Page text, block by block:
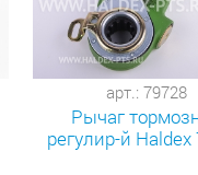
арт.: 79728
Рычаг
регулир-й Haldex